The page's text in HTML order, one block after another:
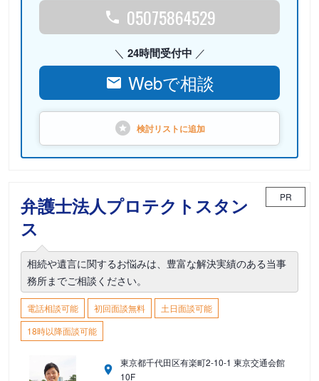
05075864529
24時間受付中
Webで相談
検討リストに追加
弁護士法人プロテクトスタン
ス
PR
相続や遺言に関するお悩みは、豊富な解決実績のある当事
務所までご相談ください。
電話相談可能 初回面談無料
土日面談可能
18時以降面談可能
東京都千代田区有楽町2-10-1 東京交通会館
10F